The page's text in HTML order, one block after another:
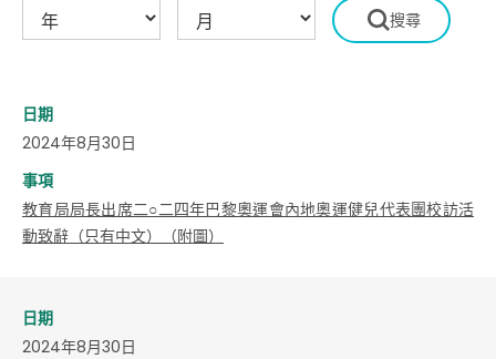
日期
2024年8月30日
事項
教育局局長出席二○二四年巴黎奧運會內地奧運健兒代表團校訪活
動致辭（只有中文）（附圖）
日期
2024年8月30日